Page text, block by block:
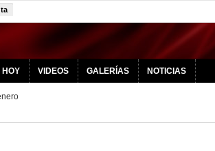
HOY VIDEOS GALERÍAS NOTICIAS